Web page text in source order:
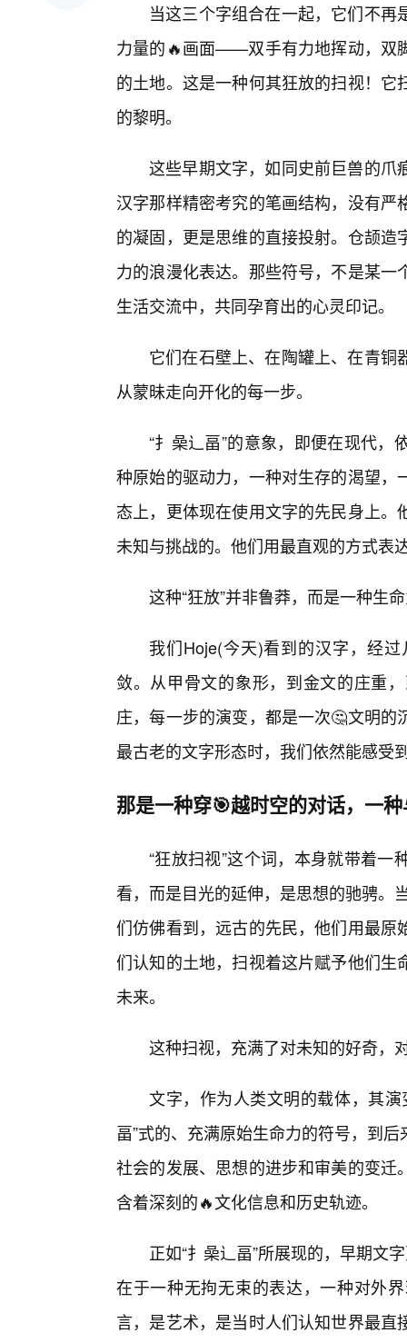
当这三个字组合在一起，它们不
力量的🔥画面——双手有力地挥动，双
的土地。这是一种何其狂放的扫视！
的黎明。
这些早期文字，如同史前巨兽的爪
汉字那样精密考究的笔画结构，没有
的凝固，更是思维的直接投射。仓颉
力的浪漫化表达。那些符号，不是某
生活交流中，共同孕育出的心灵印记。
它们在石壁上、在陶罐上、在青
从蒙昧走向开化的每一步。
“扌喿辶畐”的意象，即便在现代
种原始的驱动力，一种对生存的渴望
态上，更体现在使用文字的先民身上
未知与挑战的。他们用最直观的方式表
这种“狂放”并非鲁莽，而是一种生
我们Hoje(今天)看到的汉字，经
敛。从甲骨文的象形，到金文的庄重
庄，每一步的演变，都是一次🤔文明
最古老的文字形态时，我们依然能感受
那是一种穿🎯越时空的对话，一
“狂放扫视”这个词，本身就带着
看，而是目光的延伸，是思想的驰骋。
们仿佛看到，远古的先民，他们用最
们认知的土地，扫视着这片赋予他们
未来。
这种扫视，充满了对未知的好奇，
文字，作为人类文明的载体，其
畐”式的、充满原始生命力的符号，到
社会的发展、思想的进步和审美的变
含着深刻的🔥文化信息和历史轨迹。
正如“扌喿辶畐”所展现的，早期文
在于一种无拘无束的表达，一种对外
言，是艺术，是当时人们认知世界最